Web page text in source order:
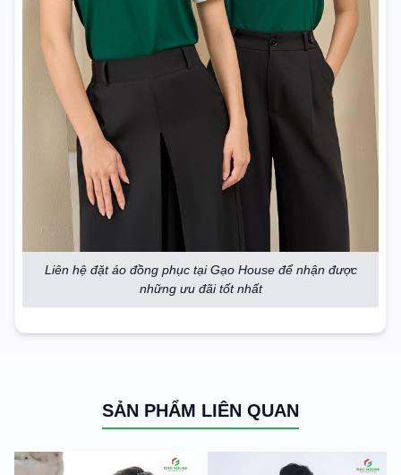
Liên hệ đặt áo đồng phục tại Gạo House để nhận được
những ưu đãi tốt nhất
SẢN PHẨM LIÊN QUAN